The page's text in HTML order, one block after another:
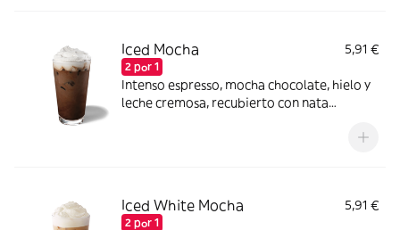
Iced Mocha
2 por 1
5,91 €
Intenso espresso, mocha chocolate, hielo y
leche cremosa, recubierto con nata
Iced White Mocha
2 por 1
5,91 €